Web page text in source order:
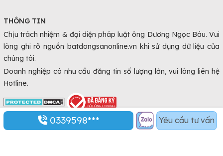
0339598*** Yêu cầu tư vấn
THÔNG TIN
Chịu trách nhiệm & đại diện pháp luật ông Dương Ngọc Báu. Vui
lòng ghi rõ nguồn batdongsanonline.vn khi sử dụng dữ liệu của
chúng tôi.
Doanh nghiệp có nhu cầu đăng tin số lượng lớn, vui lòng liên hệ
Hotline.
© Copyright 2010 - 2026 Batdongsanonline.vn.